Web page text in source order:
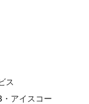
ス
アイスコー